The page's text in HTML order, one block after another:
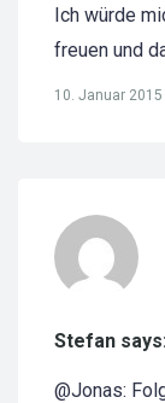
Ich würde
freuen und
10. Januar
Stefan says:
@Jonas: